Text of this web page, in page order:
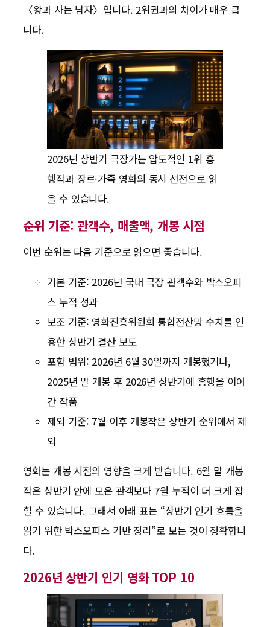
〈왕과 사는 남자〉입니다. 2위권과의 차이가 매우 큽
니다.
2026년 상반기 극장가는 압도적인 1위 흥
행작과 장르·가족 영화의 동시 선전으로 읽
을 수 있습니다.
순위 기준: 관객수, 매출액, 개봉 시점
이번 순위는 다음 기준으로 읽으면 좋습니다.
기본 기준: 2026년 국내 극장 관객수와 박스오피
스 누적 성과
보조 기준: 영화진흥위원회 통합전산망 수치를 인
용한 상반기 결산 보도
포함 범위: 2026년 6월 30일까지 개봉했거나,
2025년 말 개봉 후 2026년 상반기에 흥행을 이어
간 작품
제외 기준: 7월 이후 개봉작은 상반기 순위에서 제
외
영화는 개봉 시점의 영향을 크게 받습니다. 6월 말 개봉
작은 상반기 안에 모은 관객보다 7월 누적이 더 크게 잡
힐 수 있습니다. 그래서 아래 표는 “상반기 인기 흐름을
읽기 위한 박스오피스 기반 정리”로 보는 것이 정확합니
다.
2026년 상반기 인기 영화 TOP 10